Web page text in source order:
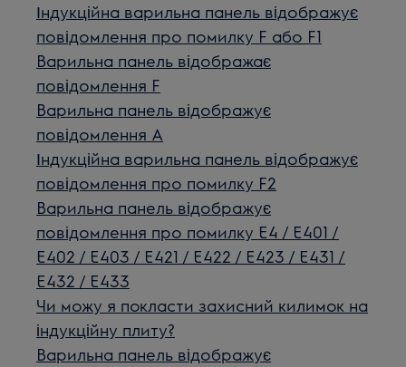
Індукційна варильна панель відображує
повідомлення про помилку F або F1
Варильна панель відображає
повідомлення F
Варильна панель відображує
повідомлення А
Індукційна варильна панель відображує
повідомлення про помилку F2
Варильна панель відображує
повідомлення про помилку E4 / E401 /
E402 / E403 / E421 / E422 / E423 / E431 /
E432 / E433
Чи можу я покласти захисний килимок на
індукційну плиту?
Варильна панель відображує